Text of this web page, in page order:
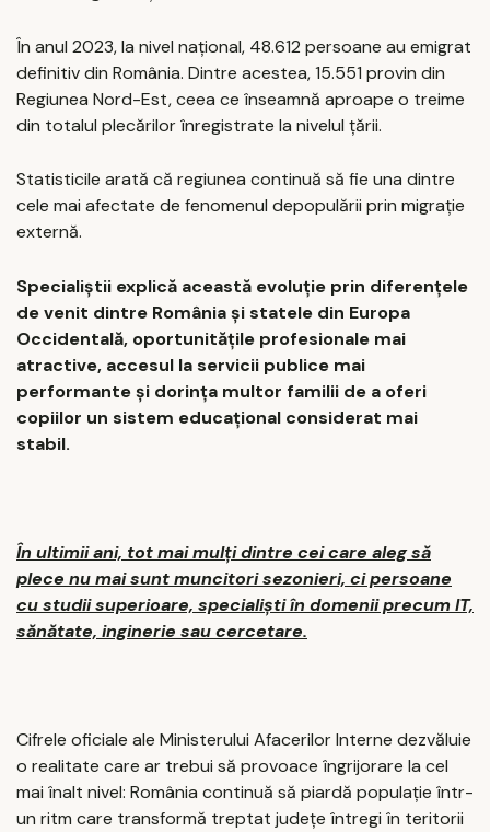
În anul 2023, la nivel național, 48.612 persoane au emigrat
definitiv din România. Dintre acestea, 15.551 provin din
Regiunea Nord-Est, ceea ce înseamnă aproape o treime
din totalul plecărilor înregistrate la nivelul țării.
Statisticile arată că regiunea continuă să fie una dintre
cele mai afectate de fenomenul depopulării prin migrație
externă.
Specialiștii explică această evoluție prin diferențele
de venit dintre România și statele din Europa
Occidentală, oportunitățile profesionale mai
atractive, accesul la servicii publice mai
performante și dorința multor familii de a oferi
copiilor un sistem educațional considerat mai
stabil.
În ultimii ani, tot mai mulți dintre cei care aleg să
plece nu mai sunt muncitori sezonieri, ci persoane
cu studii superioare, specialiști în domenii precum IT,
sănătate, inginerie sau cercetare.
Cifrele oficiale ale Ministerului Afacerilor Interne dezvăluie
o realitate care ar trebui să provoace îngrijorare la cel
mai înalt nivel: România continuă să piardă populație într-
un ritm care transformă treptat județe întregi în teritorii